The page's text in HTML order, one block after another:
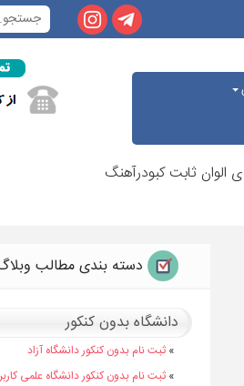
الوان ثابت کبودرآهنگ
دسته بندی مطالب
دانشگاه بدون کنکور
» ثبت نام بدون کنکور دانشگاه آزاد
» ثبت نام بدون کنکور دانشگاه علمی